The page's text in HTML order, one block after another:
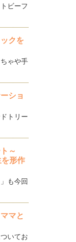
ビーフ
クを
ゃや手
ショ
トリー
～
形作
も今回
マと
いてお